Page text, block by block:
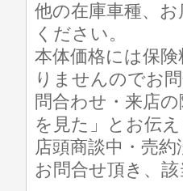
他の在庫車種、
ください。
本体価格には保
りませんのでお
問合わせ・来店
を見た」とお伝え
店頭商談中・売
お問合せ頂き、